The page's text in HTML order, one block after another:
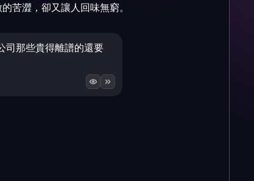
苦澀，卻又讓人回味無窮。
司那些貴得離譜的還要